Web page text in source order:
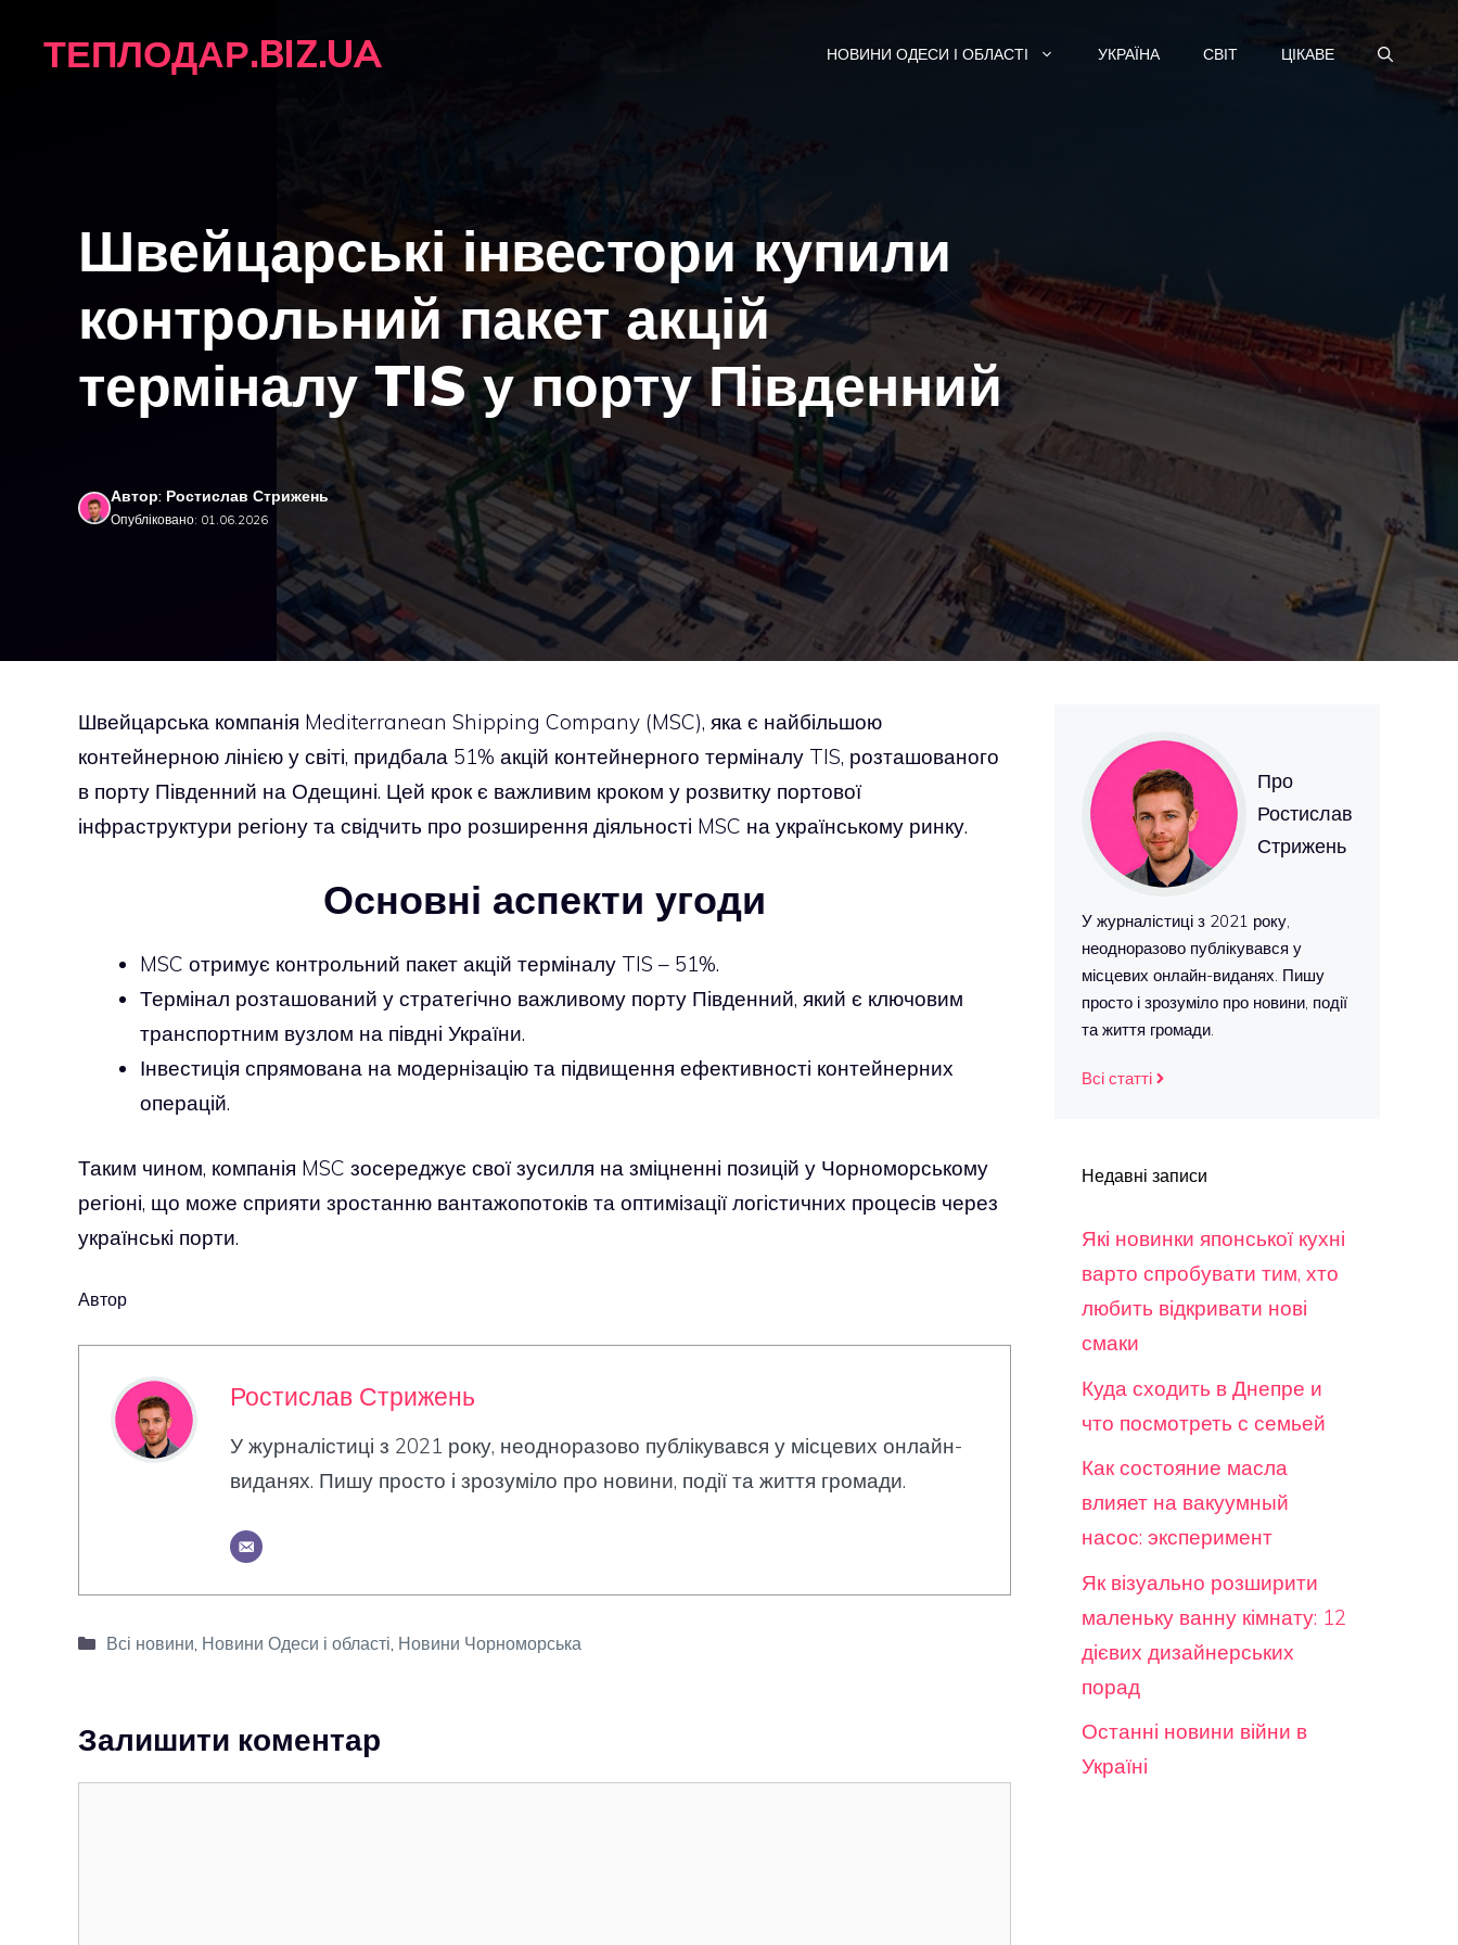
ТЕПЛОДАР.BIZ.UA НОВИНИ ОДЕСИ І ОБЛАСТІ УКРАЇНА СВІТ ЦІКАВЕ
Швейцарські інвестори купили
контрольний пакет акцій
терміналу TIS у порту Південний
Автор: Ростислав Стрижень
Опубліковано: 01.06.2026
Швейцарська компанія Mediterranean Shipping Company (MSC), яка є найбільшою
контейнерною лінією у світі, придбала 51% акцій контейнерного терміналу TIS, розташованого
в порту Південний на Одещині. Цей крок є важливим кроком у розвитку портової
інфраструктури регіону та свідчить про розширення діяльності MSC на українському ринку.
Основні аспекти угоди
MSC отримує контрольний пакет акцій терміналу TIS – 51%.
Термінал розташований у стратегічно важливому порту Південний, який є ключовим
транспортним вузлом на півдні України.
Інвестиція спрямована на модернізацію та підвищення ефективності контейнерних
операцій.
Таким чином, компанія MSC зосереджує свої зусилля на зміцненні позицій у Чорноморському
регіоні, що може сприяти зростанню вантажопотоків та оптимізації логістичних процесів через
українські порти.
Автор
Ростислав Стрижень
У журналістиці з 2021 року, неодноразово публікувався у місцевих онлайн-
виданях. Пишу просто і зрозуміло про новини, події та життя громади.
Категорії
Всі новини, Новини Одеси і області, Новини Чорноморська
Залишити коментар
Про
Ростислав
Стрижень
У журналістиці з 2021 року,
неодноразово публікувався у
місцевих онлайн-виданях. Пишу
просто і зрозуміло про новини, події
та життя громади.
Всі статті
Недавні записи
Які новинки японської кухні
варто спробувати тим, хто
любить відкривати нові
смаки
Куда сходить в Днепре и
что посмотреть с семьей
Как состояние масла
влияет на вакуумный
насос: эксперимент
Як візуально розширити
маленьку ванну кімнату: 12
дієвих дизайнерських
порад
Останні новини війни в
Україні